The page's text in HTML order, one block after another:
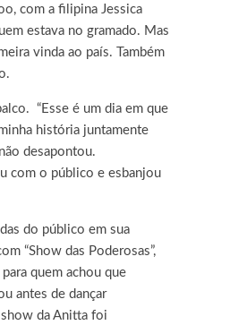
com a filipina Jessica
estava no gramado. Mas
vinda ao país. Também
“Esse é um dia em que
história juntamente
desapontou.
com o público e esbanjou
do público em sua
“Show das Poderosas”,
quem achou que
antes de dançar
show da Anitta foi